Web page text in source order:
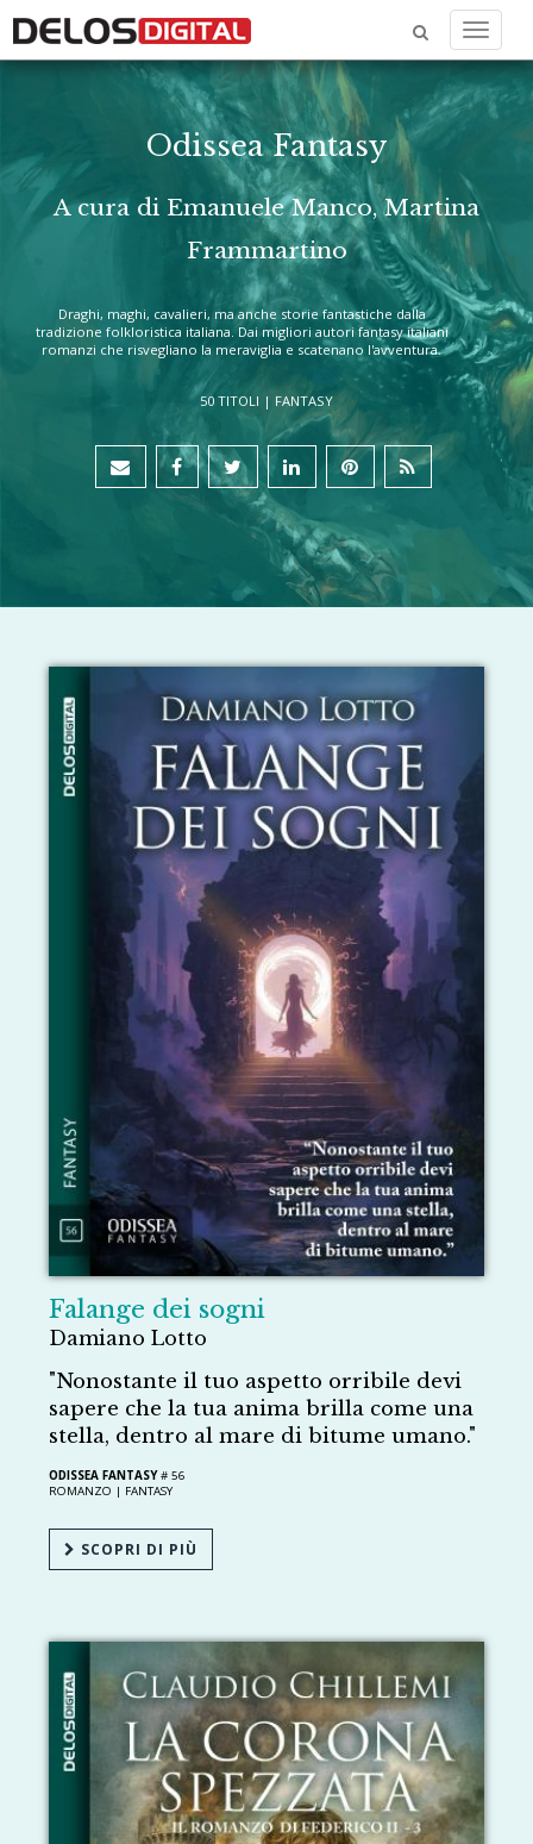
Menu
Odissea Fantasy
A cura di Emanuele Manco, Martina
Frammartino
Draghi, maghi, cavalieri, ma anche storie fantastiche dalla
tradizione folkloristica italiana. Dai migliori autori fantasy italiani
romanzi che risvegliano la meraviglia e scatenano l'avventura.
50 TITOLI | FANTASY
Falange dei sogni
Damiano Lotto
"Nonostante il tuo aspetto orribile devi
sapere che la tua anima brilla come una
stella, dentro al mare di bitume umano."
ODISSEA FANTASY# 56
ROMANZO | FANTASY
SCOPRI DI PIÙ